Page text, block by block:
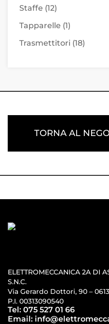
Staffe (12)
Tapparelle (1)
Trasmettitori (18)
TORNA AL
ELETTROMECCANICA 2A DI
S.N.C.
Via Gerardo Dottori, 90 –
P.I. 00313090540
Tel: 075 527 01 66
Email: